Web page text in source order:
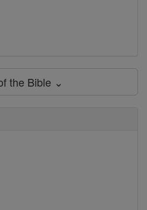
the Bible ⌄